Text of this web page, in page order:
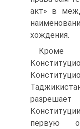
акт» в
хождения.
Кроме
первую